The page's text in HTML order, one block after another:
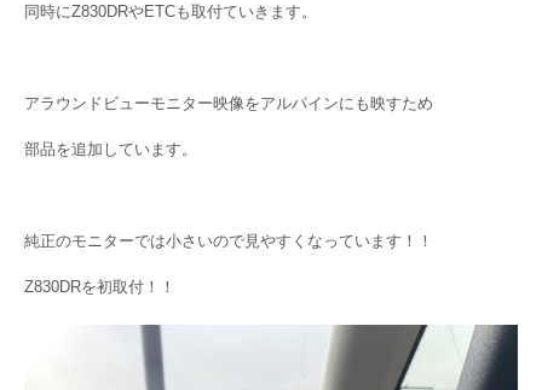
同時にZ830DRやETCも取付ていきます。
アラウンドビューモニター映像をアルパインにも映すため
部品を追加しています。
純正のモニターでは小さいので見やすくなっています！！
Z830DRを初取付！！